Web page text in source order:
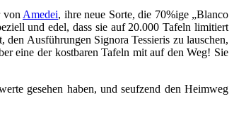
von Amedei, ihre neue Sorte, die 70%ige „Blanco
und edel, dass sie auf 20.000 Tafeln limitiert
Ausführungen Signora Tessieris zu lauschen,
eine der kostbaren Tafeln mit auf den Weg! Sie
gesehen haben, und seufzend den Heimweg